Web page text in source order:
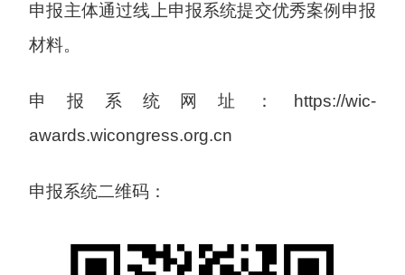
申报主体通过线上申报系统提交优秀案例申报
材料。
申报系统网址：https://wic-
awards.wicongress.org.cn
申报系统二维码：